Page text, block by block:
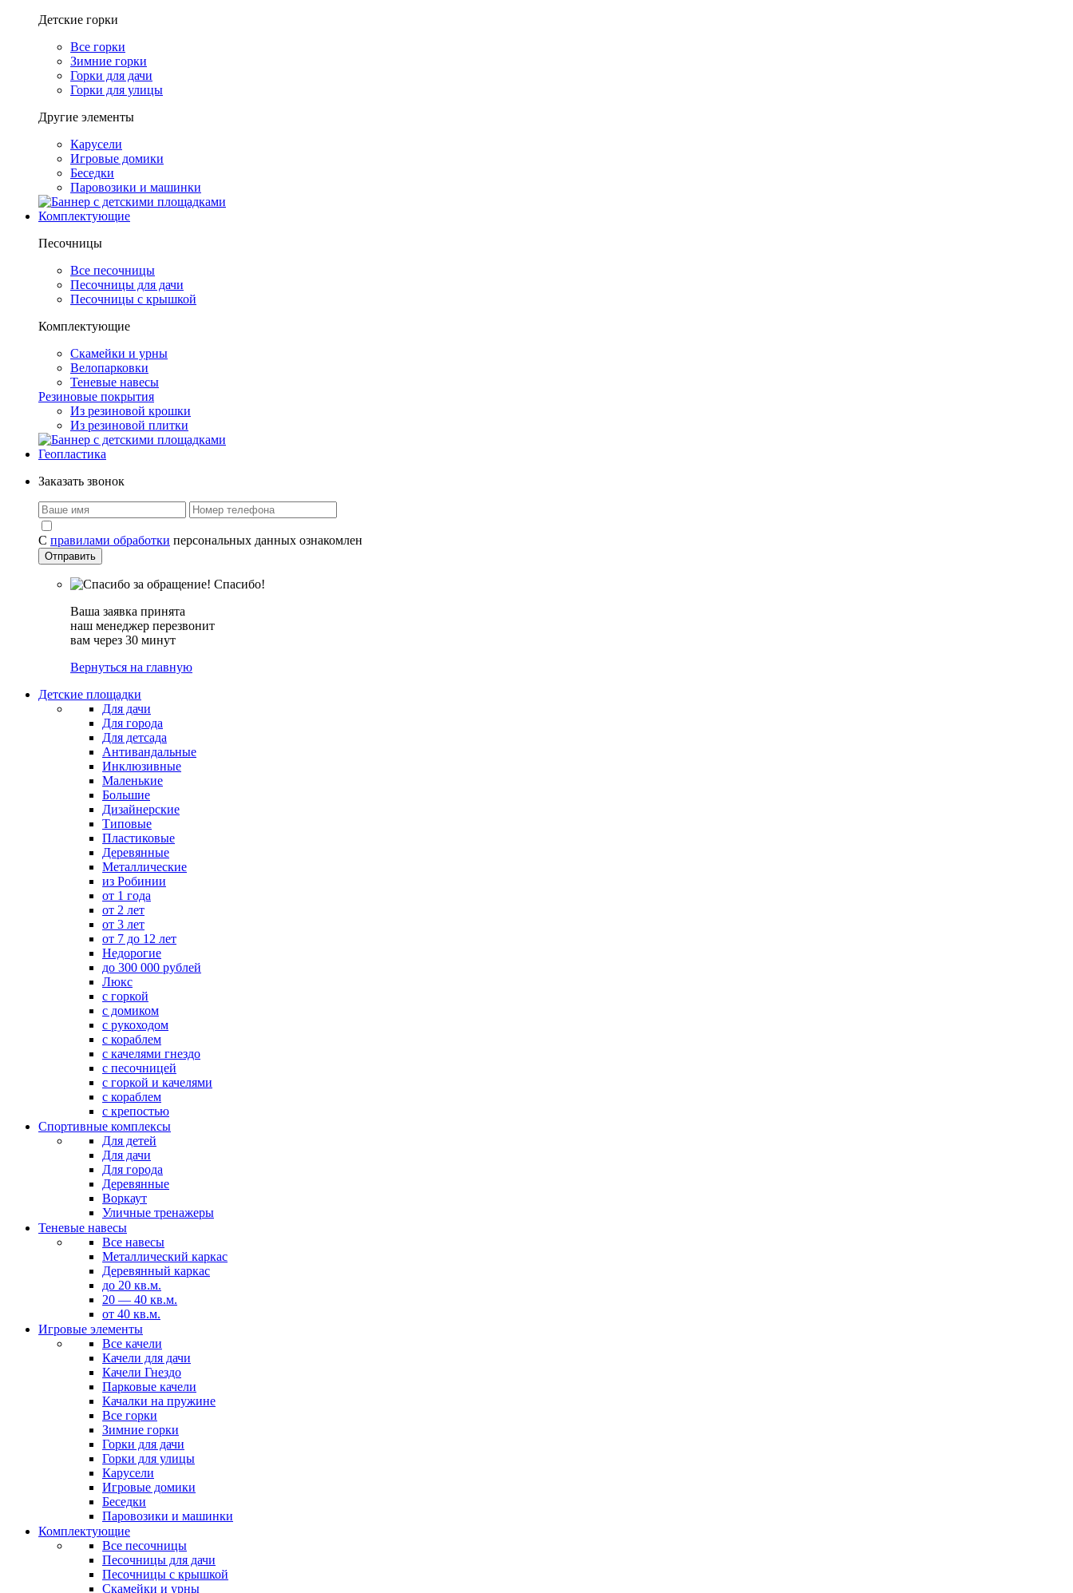
Детские горки
Все горки
Зимние горки
Горки для дачи
Горки для улицы
Другие элементы
Карусели
Игровые домики
Беседки
Паровозики и машинки
Комплектующие
Песочницы
Все песочницы
Песочницы для дачи
Песочницы с крышкой
Комплектующие
Скамейки и урны
Велопарковки
Теневые навесы
Резиновые покрытия
Из резиновой крошки
Из резиновой плитки
Геопластика
Заказать звонок
С правилами обработки персональных данных ознакомлен
Спасибо!
Ваша заявка принята
наш менеджер перезвонит
вам через 30 минут
Вернуться на главную
Детские площадки
Для дачи
Для города
Для детсада
Антивандальные
Инклюзивные
Маленькие
Большие
Дизайнерские
Типовые
Пластиковые
Деревянные
Металлические
из Робинии
от 1 года
от 2 лет
от 3 лет
от 7 до 12 лет
Недорогие
до 300 000 рублей
Люкс
с горкой
с домиком
с рукоходом
с кораблем
с качелями гнездо
с песочницей
с горкой и качелями
с кораблем
с крепостью
Спортивные комплексы
Для детей
Для дачи
Для города
Деревянные
Воркаут
Уличные тренажеры
Теневые навесы
Все навесы
Металлический каркас
Деревянный каркас
до 20 кв.м.
20 — 40 кв.м.
от 40 кв.м.
Игровые элементы
Все качели
Качели для дачи
Качели Гнездо
Парковые качели
Качалки на пружине
Все горки
Зимние горки
Горки для дачи
Горки для улицы
Карусели
Игровые домики
Беседки
Паровозики и машинки
Комплектующие
Все песочницы
Песочницы для дачи
Песочницы с крышкой
Скамейки и урны